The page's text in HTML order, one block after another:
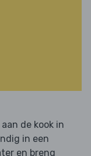
de kook in
in een
en breng